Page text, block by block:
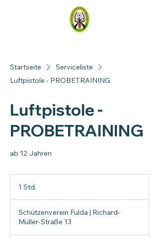
Startseite
Serviceliste
Luftpistole - PROBETRAINING
Luftpistole -
PROBETRAINING
ab 12 Jahren
1 Std.
d
Schützenverein Fulda | Richard-
Müller-Straße 13